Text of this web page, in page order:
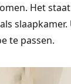
Het
te passen.